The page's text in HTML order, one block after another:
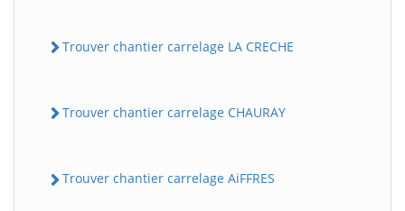
Trouver chantier carrelage LA CRECHE
Trouver chantier carrelage CHAURAY
Trouver chantier carrelage AiFFRES